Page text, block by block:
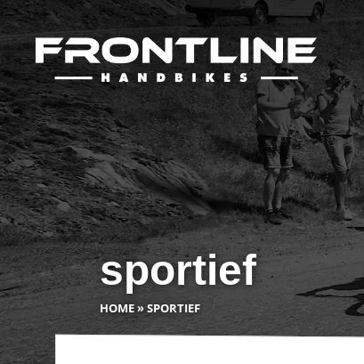
sportief
HOME»SPORTIEF